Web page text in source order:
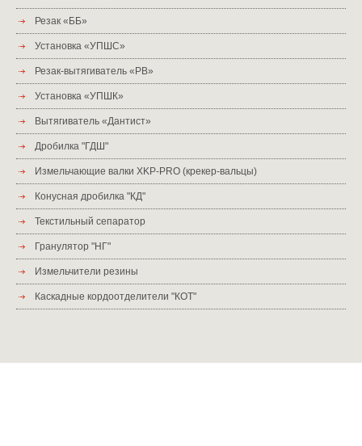
Резак «ББ»
Установка «УПШС»
Резак-вытягиватель «РВ»
Установка «УПШК»
Вытягиватель «Дантист»
Дробилка "ГДШ"
Измельчающие валки XKP-PRO (крекер-вальцы)
Конусная дробилка "КД"
Текстильный сепаратор
Гранулятор "НГ"
Измельчители резины
Каскадные кордоотделители "КОТ"